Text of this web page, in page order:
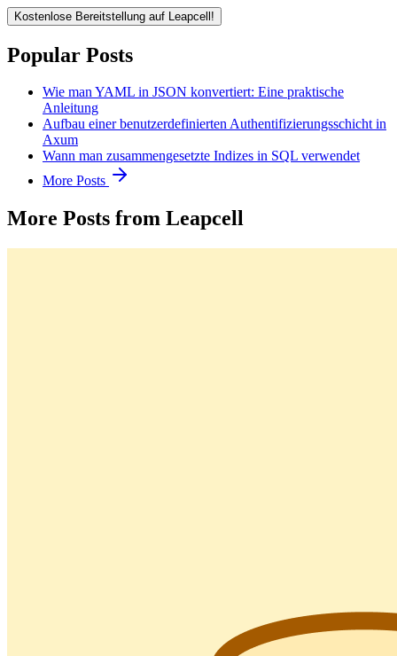
Kostenlose Bereitstellung auf Leapcell!
Popular Posts
Wie man YAML in JSON konvertiert: Eine praktische
Anleitung
Aufbau einer benutzerdefinierten Authentifizierungsschicht in
Axum
Wann man zusammengesetzte Indizes in SQL verwendet
More Posts
More Posts from Leapcell